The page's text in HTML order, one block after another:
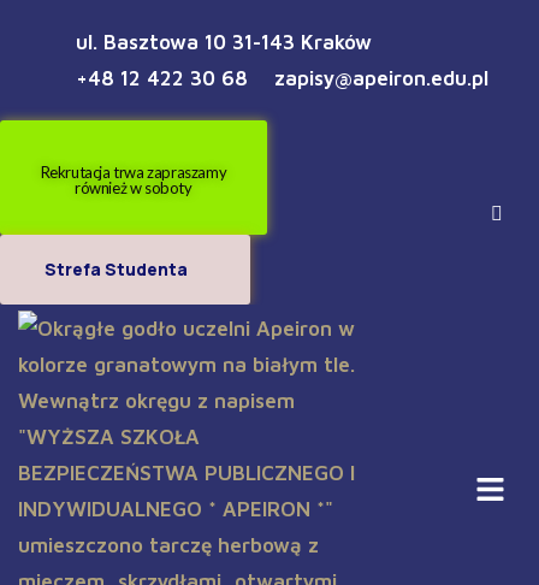
ul. Basztowa 10 31-143 Kraków
+48 12 422 30 68
zapisy@apeiron.edu.pl
Rekrutacja trwa zapraszamy
również w soboty
Strefa Studenta